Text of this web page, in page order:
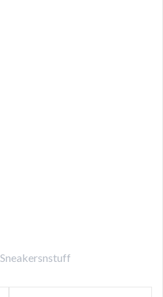
Sneakersnstuff